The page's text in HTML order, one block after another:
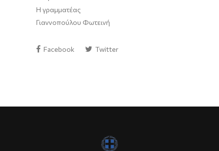
Η γραμματέας
Γιαννοπούλου Φωτεινή
Facebook Twitter